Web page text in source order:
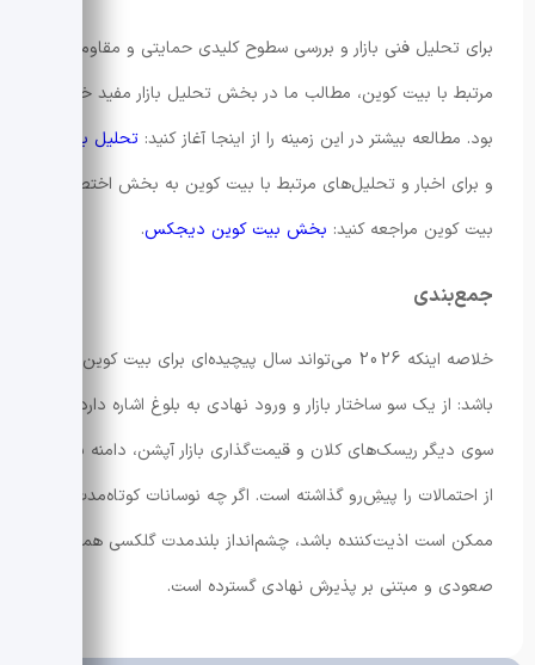
برای تحلیل فنی بازار و بررسی سطوح کلیدی حمایتی و مقاومتی
مرتبط با بیت کوین، مطالب ما در بخش تحلیل بازار مفید خواهد
بود. مطالعه بیشتر در این زمینه را از اینجا آغاز کنید: تحلیل بنیادی
و برای اخبار و تحلیل‌های مرتبط با بیت کوین به بخش اختصاصی
بیت کوین مراجعه کنید: بخش بیت کوین دیجکس.
جمع‌بندی
خلاصه اینکه 2026 می‌تواند سال پیچیده‌ای برای بیت کوین
باشد: از یک سو ساختار بازار و ورود نهادی به بلوغ اشاره دارد و از
سوی دیگر ریسک‌های کلان و قیمت‌گذاری بازار آپشن، دامنه بزرگی
از احتمالات را پیشِ‌رو گذاشته است. اگر چه نوسانات کوتاه‌مدت
ممکن است اذیت‌کننده باشد، چشم‌انداز بلندمدت گلکسی همچنان
صعودی و مبتنی بر پذیرش نهادی گسترده است.